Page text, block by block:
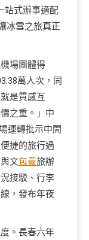
站式辦事適配
冰雪之旅真正
場團體得
萬人次，同
是質感互
之重。」中
運轉批示中間
捷的旅行過
文包養旅辦
接駁、行李
，發布年夜
。長春六年